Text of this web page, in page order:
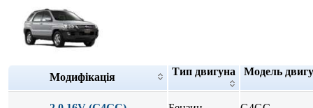
Модифікація Тип двигуна Модель